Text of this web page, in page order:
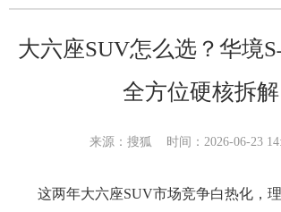
大六座SUV怎么选？华境
全方位硬核拆解
来源：搜狐 时间：2026-06-23
这两年大六座SUV市场竞争白热化，